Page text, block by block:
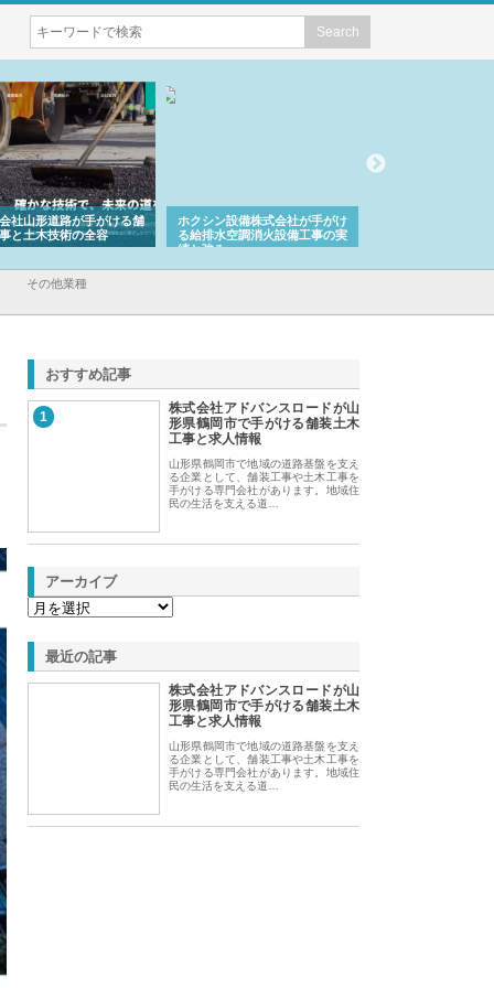
社山形道路が手がける舗
と土木技術の全容
ホクシン設備株式会社が手がけ
る給排水空調消火設備工事の実
績と強み
その他業種
おすすめ記事
1
株式会社アドバンスロードが山
形県鶴岡市で手がける舗装土木
工事と求人情報
山形県鶴岡市で地域の道路基盤を支え
る企業として、舗装工事や土木工事を
手がける専門会社があります。地域住
民の生活を支える道…
アーカイブ
最近の記事
株式会社アドバンスロードが山
形県鶴岡市で手がける舗装土木
工事と求人情報
山形県鶴岡市で地域の道路基盤を支え
る企業として、舗装工事や土木工事を
手がける専門会社があります。地域住
民の生活を支える道…